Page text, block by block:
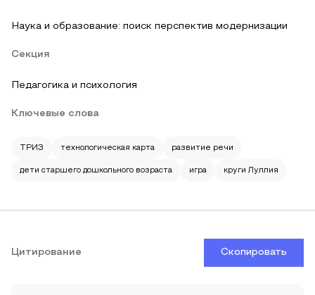
Наука и образование: поиск перспектив модернизации
Секция
Педагогика и психология
Ключевые слова
ТРИЗ технологическая карта развитие речи
дети старшего дошкольного возраста игра круги Луллия
Цитирование Скопировать